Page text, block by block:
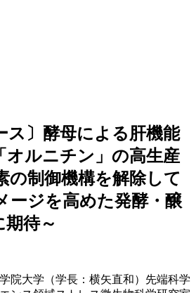
ス〕酵母による肝機能
オルニチン」の高生産
の制御機構を解除して
ージを高めた発酵・醸
待～
院大学（学長：横矢直和）先端科学